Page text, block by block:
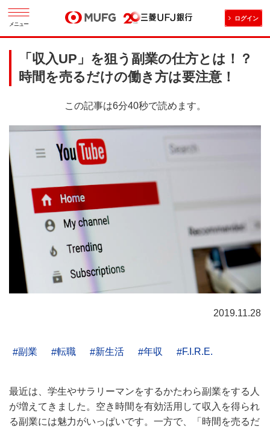
メニュー
ログイン
「収入UP」を狙う副業の仕方とは！？
時間を売るだけの働き方は要注意！
この記事は6分40秒で読めます。
2019.11.28
副業 転職 新生活 年収 F.I.R.E.
最近は、学生やサラリーマンをするかたわら副業をする人
が増えてきました。空き時間を有効活用して収入を得られ
る副業には魅力がいっぱいです。一方で、「時間を売るだ